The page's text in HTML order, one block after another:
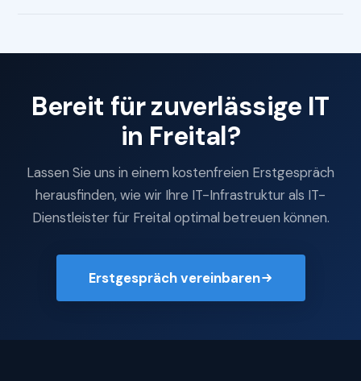
Bereit für zuverlässige IT
in Freital?
Lassen Sie uns in einem kostenfreien Erstgespräch
herausfinden, wie wir Ihre IT-Infrastruktur als IT-
Dienstleister für Freital optimal betreuen können.
Erstgespräch vereinbaren